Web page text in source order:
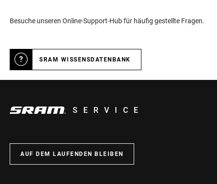
Besuche unseren Online-Support-Hub für häufig gestellte Fragen.
SRAM WISSENSDATENBANK
SERVICE
AUF DEM LAUFENDEN BLEIBEN